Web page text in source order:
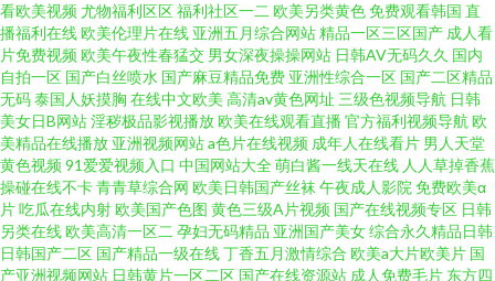
看欧美视频尤物福利区区福利社区一二 欧美另类黄色免费观看韩国 直
播福利在线欧美伦理片在线 亚洲五月综合网站精品一区三区国产 成人看
片免费视频欧美午夜性春猛交 男女深夜操操网站 日韩AV无码久久 国内
自拍一区 国产白丝喷水 国产麻豆精品免费 亚洲性综合一区 国产二区精品
无码泰国人妖摸胸 在线中文欧美 高清av黄色网址 三级色视频导航 日韩
美女日B网站淫秽极品影视播放欧美在线观看直播 官方福利视频导航 欧
美精品在线播放 亚洲视频网站a色片在线视频 成年人在线看片 男人天堂
黄色视频91爱爱视频入口 中国网站大全萌白酱一线天在线 人人草掉香蕉
操碰在线不卡青青草综合网 欧美日韩国产丝袜 午夜成人影院 免费欧美α
片吃瓜在线内射欧美国产色图 黄色三级A片视频 国产在线视频专区 日韩
另类在线欧美高清一区二 孕妇无码精品 亚洲国产美女综合永久精品日韩
日韩国产二区 国产精品一级在线丁香五月激情综合 欧美a大片欧美片 国
产亚洲视频网站 日韩黄片一区二区 国产在线资源站 成人免费毛片 东方四